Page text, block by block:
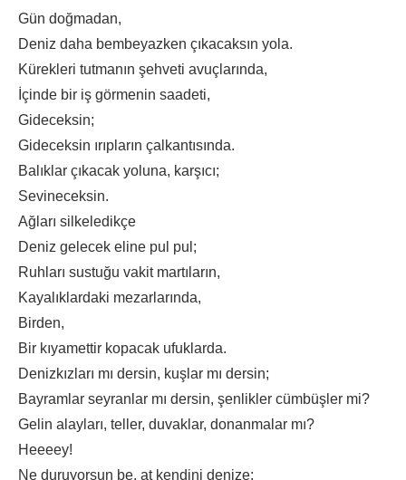
Gün doğmadan,
Deniz daha bembeyazken çıkacaksın yola.
Kürekleri tutmanın şehveti avuçlarında,
İçinde bir iş görmenin saadeti,
Gideceksin;
Gideceksin ırıpların çalkantısında.
Balıklar çıkacak yoluna, karşıcı;
Sevineceksin.
Ağları silkeledikçe
Deniz gelecek eline pul pul;
Ruhları sustuğu vakit martıların,
Kayalıklardaki mezarlarında,
Birden,
Bir kıyamettir kopacak ufuklarda.
Denizkızları mı dersin, kuşlar mı dersin;
Bayramlar seyranlar mı dersin, şenlikler cümbüşler mi?
Gelin alayları, teller, duvaklar, donanmalar mı?
Heeeey!
Ne duruyorsun be, at kendini denize;